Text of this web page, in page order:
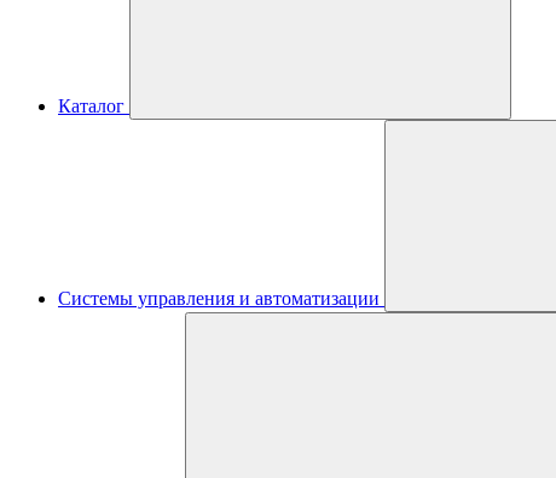
Каталог
Системы управления и автоматизации